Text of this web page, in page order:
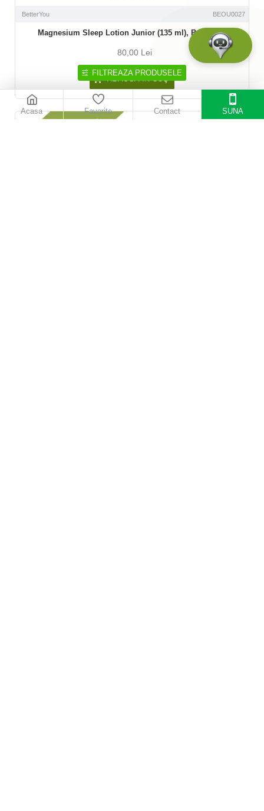
BetterYou BEOU0027
Magnesium Sleep Lotion Junior (135 ml), BetterYou
80,00 Lei
ADAUGĂ ÎN COŞ
-10 %
Acasa Favorite Contact SUNA
FILTREAZA PRODUSELE